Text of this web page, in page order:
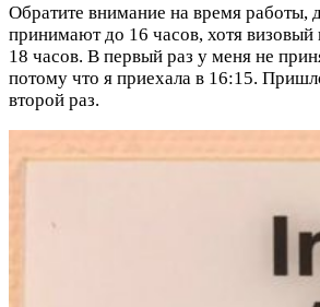
Обратите внимание на время работы,
принимают до 16 часов, хотя визовый
18 часов. В первый раз у меня не
потому что я приехала в 16:15.
второй раз.